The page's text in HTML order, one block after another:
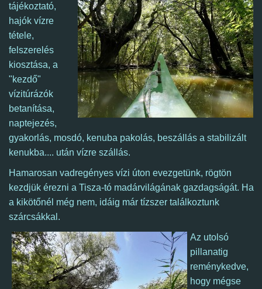
tájékoztató,
hajók vízre
tétele,
felszerelés
kiosztása, a
"kezdő"
vízitúrázók
betanítása,
naptejezés,
gyakorlás, mosdó, kenuba pakolás, beszállás a stabilizált
kenukba.... után vízre szállás.
Hamarosan vadregényes vízi úton evezgetünk, rögtön
kezdjük érezni a Tisza-tó madárvilágának gazdagságát. Ha
a kikötőnél még nem, idáig már tízszer találkoztunk
szárcsákkal.
Az utolsó
pillanatig
reménykedve,
hogy mégse